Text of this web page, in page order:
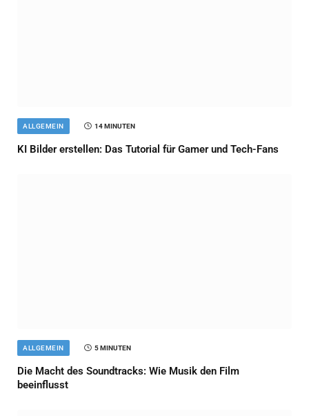
ALLGEMEIN 14 MINUTEN
KI Bilder erstellen: Das Tutorial für Gamer und Tech-Fans
ALLGEMEIN 5 MINUTEN
Die Macht des Soundtracks: Wie Musik den Film
beeinflusst